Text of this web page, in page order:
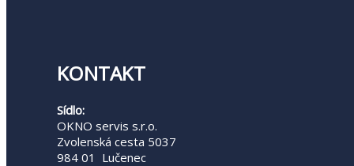
KONTAKT
Sídlo:
OKNO servis s.r.o.
Zvolenská cesta 5037
984 01 Lučenec